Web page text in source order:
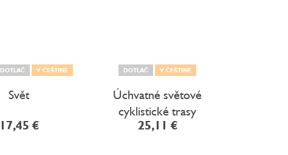
DOTLAČ V ČEŠTINE
Svět
17,45 €
DOTLAČ V ČEŠTINE
Úchvatné světové
cyklistické trasy
25,11 €